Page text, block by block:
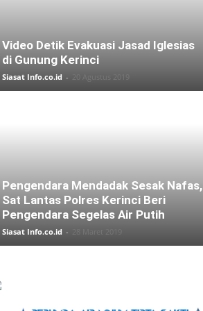
Video Detik Evakuasi Jasad Iglesias
di Gunung Kerinci
Siasat Info.co.id -
Pengendara Mendadak Sesak Nafas,
Sat Lantas Polres Kerinci Beri
Pengendara Segelas Air Putih
Siasat Info.co.id -